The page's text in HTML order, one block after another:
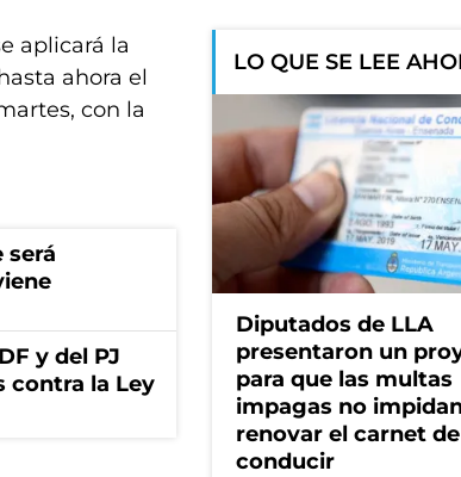
aplicará la
ahora el
con la
será
y del PJ
contra la Ley
LO QUE SE LEE
Diputados de LLA
presentaron un
para que las multas
impagas no
renovar el carnet de
conducir